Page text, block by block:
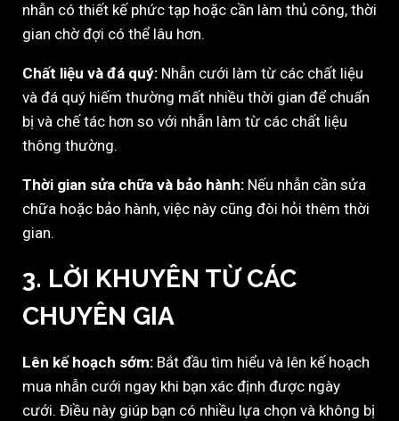
nhẫn có thiết kế phức tạp hoặc cần làm thủ công, thời
gian chờ đợi có thể lâu hơn.
Chất liệu và đá quý: Nhẫn cưới làm từ các chất liệu
và đá quý hiếm thường mất nhiều thời gian để chuẩn
bị và chế tác hơn so với nhẫn làm từ các chất liệu
thông thường.
Thời gian sửa chữa và bảo hành: Nếu nhẫn cần sửa
chữa hoặc bảo hành, việc này cũng đòi hỏi thêm thời
gian.
3. LỜI KHUYÊN TỪ CÁC
CHUYÊN GIA
Lên kế hoạch sớm: Bắt đầu tìm hiểu và lên kế hoạch
mua nhẫn cưới ngay khi bạn xác định được ngày
cưới. Điều này giúp bạn có nhiều lựa chọn và không bị